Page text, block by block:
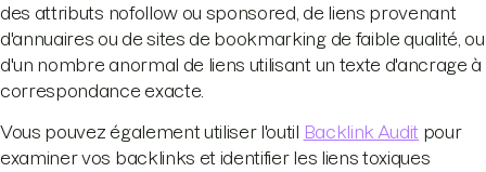
des attributs nofollow ou sponsored, de liens provenant
d'annuaires ou de sites de bookmarking de faible qualité, ou
d'un nombre anormal de liens utilisant un texte d'ancrage à
correspondance exacte.
Vous pouvez également utiliser l'outil Backlink Audit pour
examiner vos backlinks et identifier les liens toxiques